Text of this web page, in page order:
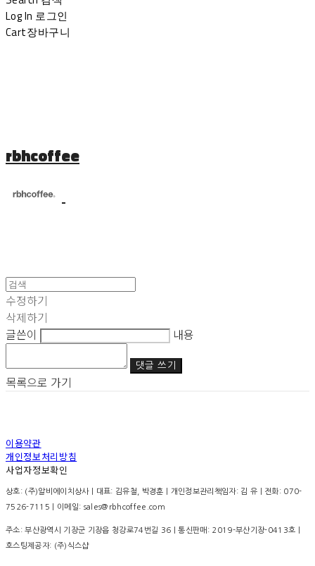
Log In 로그인
Cart장바구니
rbhcoffee
수정하기
삭제하기
글쓴이
내용
댓글 쓰기
목록으로 가기
이용약관
개인정보처리방침
사업자정보확인
상호: (주)알비에이치상사 | 대표: 김유철, 박경훈 | 개인정보관리책임자: 김 유 | 전화: 070-
7526-7115 | 이메일: sales@rbhcoffee.com
주소: 부산광역시 기장군 기장읍 청강로74번길 36 | 통신판매: 2019-부산기장-0413호
호스팅제공자: (주)식스샵